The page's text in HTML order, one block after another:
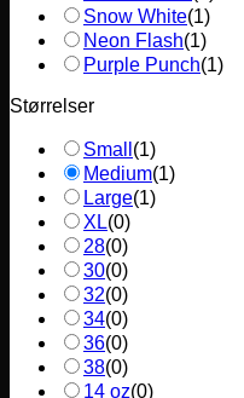
Snow White(1)
Neon Flash(1)
Purple Punch(1)
Størrelser
Small (1)
Medium(1)
Large(1)
XL(0)
28(0)
30(0)
32(0)
34(0)
36(0)
38(0)
14 oz(0)